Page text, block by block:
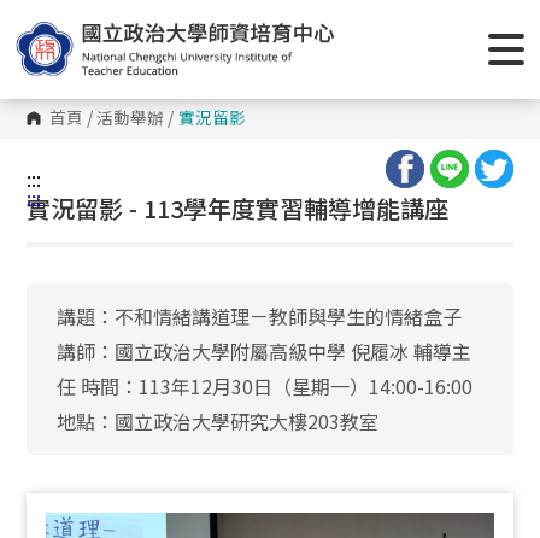
到
主
要
內
容
區 首頁 /活動舉辦 / 實況留影
:::
:::
實況留影 - 113學年度實習輔導增能講座
講題：不和情緒講道理－教師與學生的情緒盒子
講師：國立政治大學附屬高級中學 倪履冰 輔導主
任 時間：113年12月30日（星期一）14:00-16:00
地點：國立政治大學研究大樓203教室